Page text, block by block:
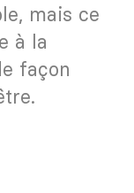
mais ce
à la
façon